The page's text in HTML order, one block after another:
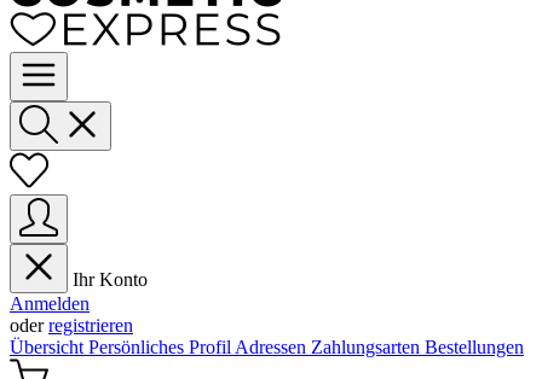
Ihr Konto
Anmelden
oderregistrieren
Übersicht Persönliches Profil Adressen Zahlungsarten Bestellungen